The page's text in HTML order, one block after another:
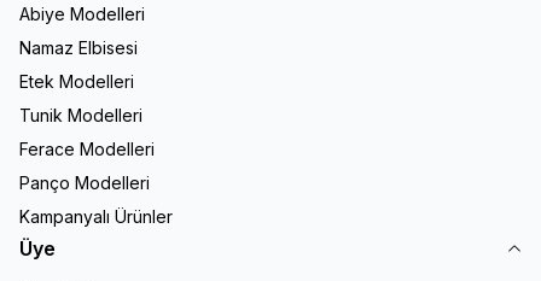
Abiye Modelleri
Namaz Elbisesi
Etek Modelleri
Tunik Modelleri
Ferace Modelleri
Panço Modelleri
Kampanyalı Ürünler
Üye